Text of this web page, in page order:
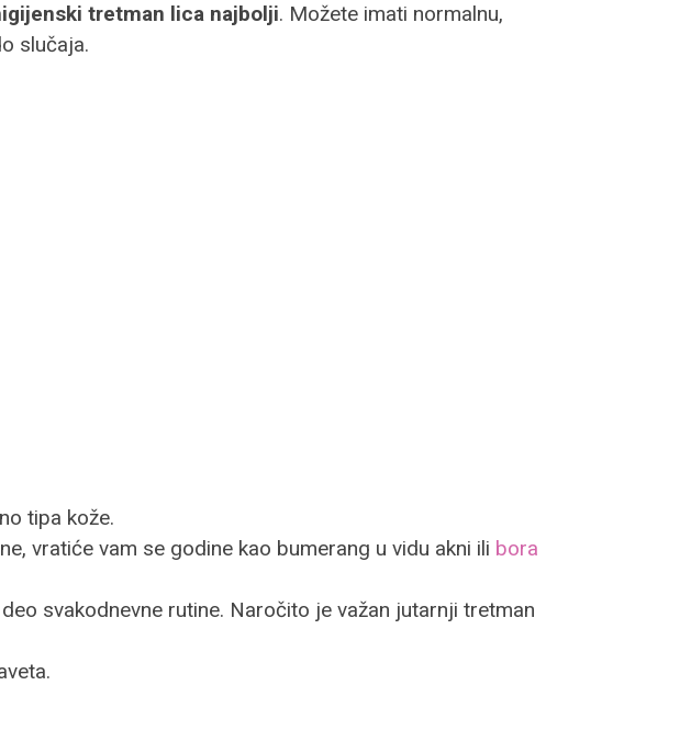
tretman lica najbolji. Možete imati normalnu,
slučaja.
tipa kože.
vratiće vam se godine kao bumerang u vidu akni ili bora
svakodnevne rutine. Naročito je važan jutarnji tretman